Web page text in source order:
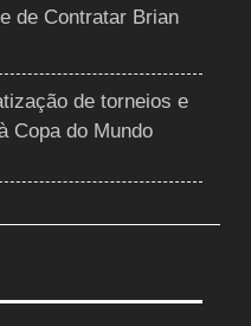
de Contratar Brian
de torneios e
Copa do Mundo